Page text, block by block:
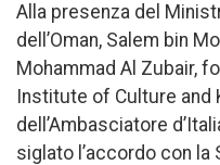
Alla presenza del
dell’Oman, Salem bin
Mohammad Al Zubair,
Institute of Culture and
dell’Ambasciatore
siglato l’accordo con la